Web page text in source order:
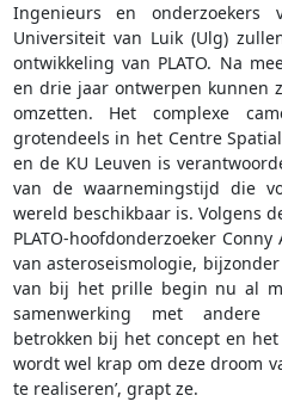
Ingenieurs en
Universiteit van Luik (Ulg)
ontwikkeling van PLATO. Na
en drie jaar ontwerpen kunnen
omzetten. Het complexe
grotendeels in het Centre
en de KU Leuven is
van de waarnemingstijd die
wereld beschikbaar is. Volgens
PLATO-hoofdonderzoeker
van asteroseismologie,
van bij het prille begin nu al
samenwerking met andere
betrokken bij het concept en het
wordt wel krap om deze droom
te realiseren’, grapt ze.